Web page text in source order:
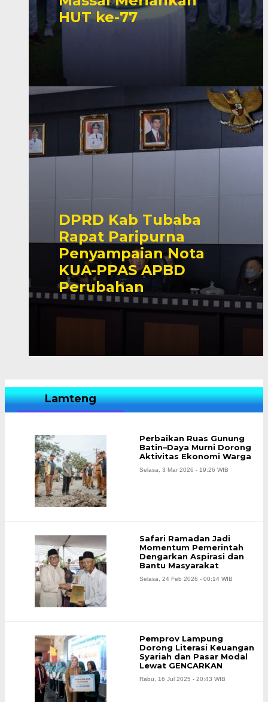
HUT ke-77
DPRD Kab Tubaba
Rapat Paripurna
Penyampaian Nota
KUA-PPAS APBD
Perubahan
Lamteng
Perbaikan Ruas Gunung
Batin–Daya Murni Dorong
Aktivitas Ekonomi Warga
Selasa, 3 Mar 2026 - 19:26 WIB
Safari Ramadan Jadi
Momentum Pemerintah
Dengarkan Aspirasi dan
Bantu Masyarakat
Selasa, 24 Feb 2026 - 00:14 WIB
Pemprov Lampung
Dorong Literasi Keuangan
Syariah dan Pasar Modal
Lewat GENCARKAN
Rabu, 16 Jul 2025 - 20:43 WIB